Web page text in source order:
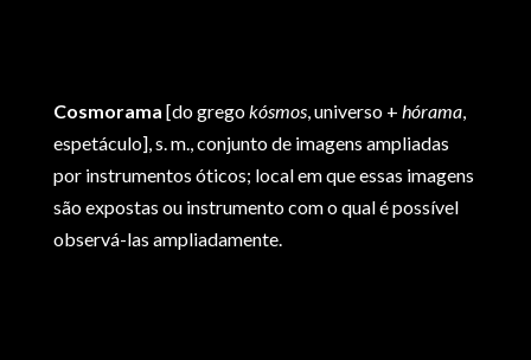
Cosmorama [do gregokósmos, universo + hórama,
espetáculo], s. m., conjunto de imagens ampliadas
por instrumentos óticos; local em que essas imagens
são expostas ou instrumento com o qual é possível
observá-las ampliadamente.